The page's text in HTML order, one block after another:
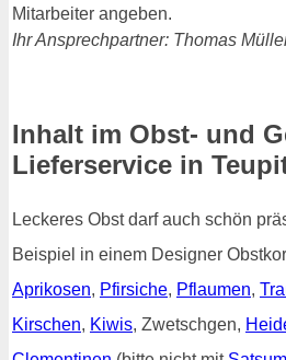
Mitarbeiter angeben.
Ihr Ansprechpartner: Thomas
Inhalt im Obst- und
Lieferservice in
Leckeres Obst darf auch schön
Beispiel in einem Designer
Aprikosen, Pfirsiche, Pflaumen,
Kirschen, Kiwis, Zwetschgen,